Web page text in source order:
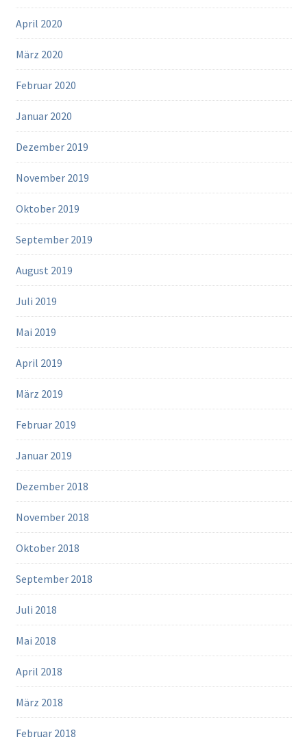
April 2020
März 2020
Februar 2020
Januar 2020
Dezember 2019
November 2019
Oktober 2019
September 2019
August 2019
Juli 2019
Mai 2019
April 2019
März 2019
Februar 2019
Januar 2019
Dezember 2018
November 2018
Oktober 2018
September 2018
Juli 2018
Mai 2018
April 2018
März 2018
Februar 2018